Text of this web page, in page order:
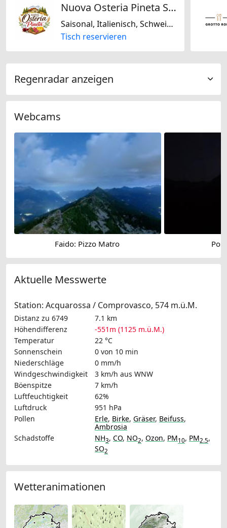
Nuova Osteria Pineta SNC
Saisonal, Italienisch, Schweizerisch
Tisch reservieren
Regenradar anzeigen
Webcams
Faido: Pizzo Matro
Aktuelle Messwerte
Station: Acquarossa / Comprovasco, 574 m.ü.M.
Distanz zu 6749
7.1 km
Höhendifferenz
-551m (1125 m.ü.M.)
Temperatur
22 °C
Sonnenschein
0 von 10 min
Niederschläge
0 mm/h
Windgeschwindigkeit
3 km/h aus WNW
Böenspitze
7 km/h
Luftfeuchtigkeit
62%
Luftdruck
951 hPa
Pollen
Erle, Birke, Gräser, Beifuss,
Ambrosia
Schadstoffe
NH3, CO, NO2, Ozon, PM10, PM2.5,
SO2
Wetteranimationen